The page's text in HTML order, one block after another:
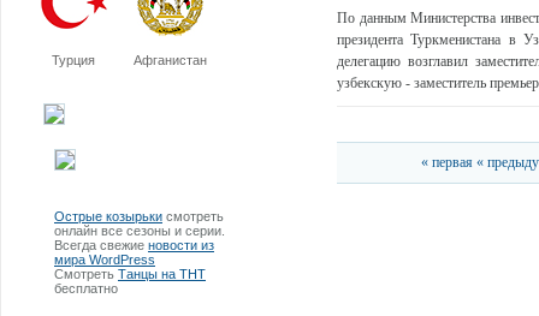
Турция Афганистан
Острые козырьки смотреть
онлайн все сезоны и серии.
Всегда свежие новости из
мира WordPress
Смотреть Танцы на ТНТ
бесплатно
По данным Министерства
президента Туркменистана в
делегацию возглавил
узбекскую - заместитель
« первая «